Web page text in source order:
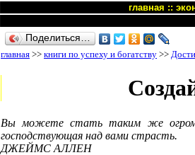
главная ::
Поделиться…
главная >> книги по успеху и богатству >>
Вы можете стать таким же
господствующая над вами страсть.
ДЖЕЙМС АЛЛЕН